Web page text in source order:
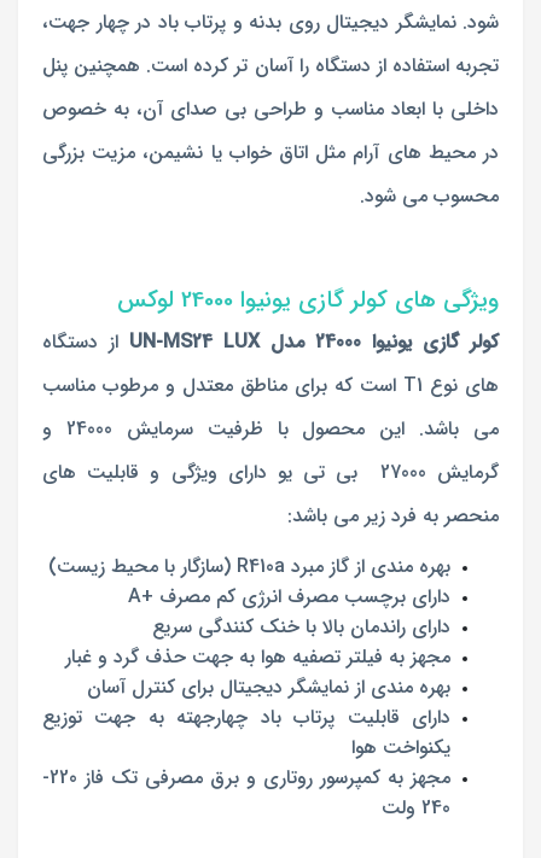
شود. نمایشگر دیجیتال روی بدنه و پرتاب باد در چهار جهت،
تجربه استفاده از دستگاه را آسان تر کرده است. همچنین پنل
داخلی با ابعاد مناسب و طراحی بی صدای آن، به خصوص
در محیط های آرام مثل اتاق خواب یا نشیمن، مزیت بزرگی
محسوب می شود.
ویژگی های کولر گازی یونیوا 24000 لوکس
کولر گازی یونیوا 24000 مدل UN-MS24 LUX
از دستگاه
های نوع T1 است که برای مناطق معتدل و مرطوب مناسب
می باشد. این محصول با ظرفیت سرمایش 24000 و
گرمایش 27000 بی تی یو دارای ویژگی و قابلیت های
منحصر به فرد زیر می باشد:
بهره مندی از گاز مبرد R410a (سازگار با محیط زیست)
دارای برچسب مصرف انرژی کم مصرف +A
دارای راندمان بالا با خنک کنندگی سریع
مجهز به فیلتر تصفیه هوا به جهت حذف گرد و غبار
بهره مندی از نمایشگر دیجیتال برای کنترل آسان
دارای قابلیت پرتاب باد چهارجهته به جهت توزیع
یکنواخت هوا
مجهز به کمپرسور روتاری و برق مصرفی تک فاز 220-
240 ولت